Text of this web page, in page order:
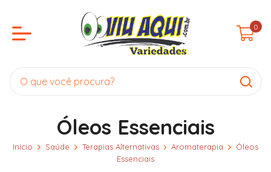
0
Óleos Essenciais
Início Saúde Terapias Alternativas Aromaterapia
Óleos
Essenciais